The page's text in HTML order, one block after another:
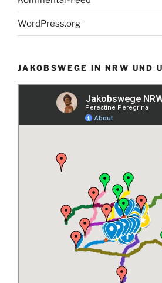
WordPress.org
JAKOBSWEGE IN NRW UND